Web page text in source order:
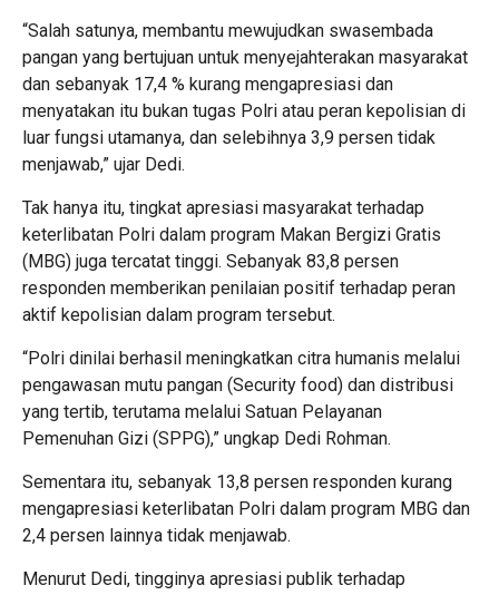
“Salah satunya, membantu mewujudkan swasembada
pangan yang bertujuan untuk menyejahterakan masyarakat
dan sebanyak 17,4 % kurang mengapresiasi dan
menyatakan itu bukan tugas Polri atau peran kepolisian di
luar fungsi utamanya, dan selebihnya 3,9 persen tidak
menjawab,” ujar Dedi.
Tak hanya itu, tingkat apresiasi masyarakat terhadap
keterlibatan Polri dalam program Makan Bergizi Gratis
(MBG) juga tercatat tinggi. Sebanyak 83,8 persen
responden memberikan penilaian positif terhadap peran
aktif kepolisian dalam program tersebut.
“Polri dinilai berhasil meningkatkan citra humanis melalui
pengawasan mutu pangan (Security food) dan distribusi
yang tertib, terutama melalui Satuan Pelayanan
Pemenuhan Gizi (SPPG),” ungkap Dedi Rohman.
Sementara itu, sebanyak 13,8 persen responden kurang
mengapresiasi keterlibatan Polri dalam program MBG dan
2,4 persen lainnya tidak menjawab.
Menurut Dedi, tingginya apresiasi publik terhadap